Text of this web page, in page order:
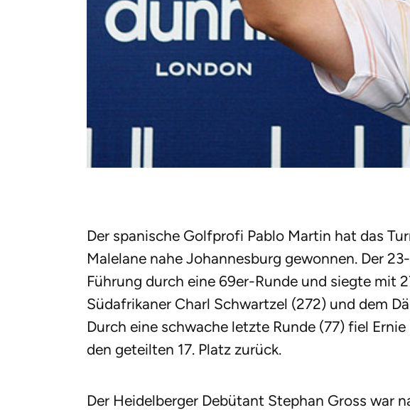
Der spanische Golfprofi Pablo Martin hat das
Malelane nahe Johannesburg gewonnen. Der
Führung durch eine 69er-Runde und siegte mit
Südafrikaner Charl Schwartzel (272) und dem
Durch eine schwache letzte Runde (77) fiel
den geteilten 17. Platz zurück.
Der Heidelberger Debütant Stephan Gross war